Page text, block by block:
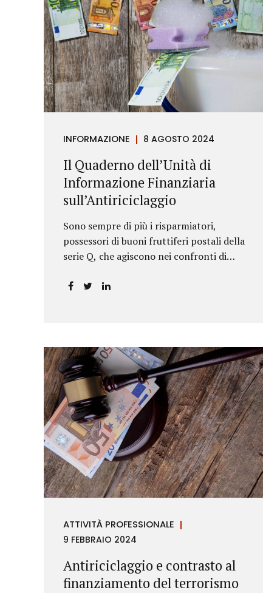
riportati nel retro dei titoli. E questo a
causa di una modifica dei rendimenti
risalente al 1986, precedente alla loro
sottoscrizione, e di un timbro che Poste
aveva messo sopra la tabella, la quale
riportava un generico...
INFORMAZIONE 8 AGOSTO 2024
Il Quaderno dell’Unità di
Informazione Finanziaria
sull’Antiriciclaggio
Sono sempre di più i risparmiatori,
possessori di buoni fruttiferi postali della
serie Q, che agiscono nei confronti di
ATTIVITÀ PROFESSIONALE
9 FEBBRAIO 2024
Antiriciclaggio e contrasto al
finanziamento del terrorismo